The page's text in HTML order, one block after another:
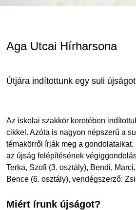
Aga Utcai Hírharsona
Útjára indítottunk egy suli
Az iskolai szakkör keretében
cikkel. Azóta is nagyon népszerű a
témakörről írják meg a
az újság felépítésének
Terka, Szofi (3. osztály), Bendi,
Bence (6. osztály), vendégszerző:
Miért írunk újságot?